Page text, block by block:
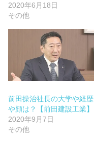
2020年6月18日
その他
前田操治社長の大学や経歴
や顔は？【前田建設工業】
2020年9月7日
その他